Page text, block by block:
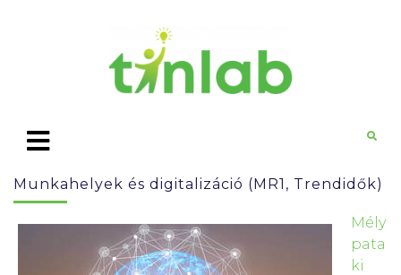
Munkahelyek és digitalizáció (MR1, Trendidők)
Mély
pata
ki